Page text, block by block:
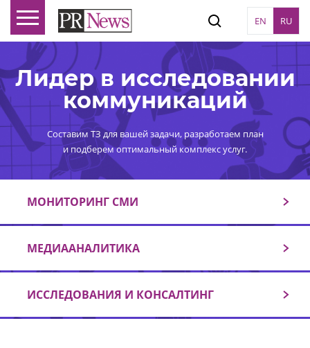
EN RU
Лидер в исследовании
коммуникаций
Составим ТЗ для вашей задачи, разработаем план
и подберем оптимальный комплекс услуг.
МОНИТОРИНГ СМИ
МЕДИААНАЛИТИКА
ИССЛЕДОВАНИЯ И КОНСАЛТИНГ